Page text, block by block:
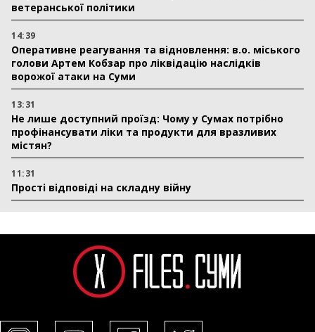
ветеранської політики
14:39
Оперативне реагування та відновлення: в.о. міського
голови Артем Кобзар про ліквідацію наслідків
ворожої атаки на Суми
13:31
Не лише доступний проїзд: Чому у Сумах потрібно
профінансувати ліки та продукти для вразливих
містян?
11:31
Прості відповіді на складну війну